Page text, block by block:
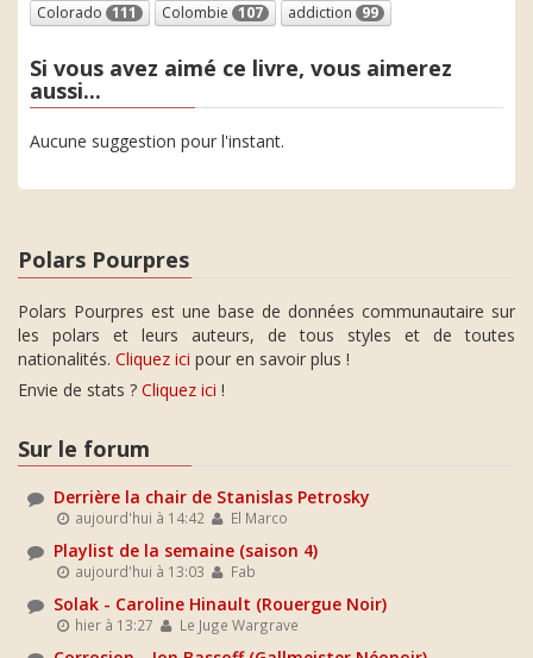
Colorado 111 Colombie 107 addiction 99
Si vous avez aimé ce livre, vous aimerez
aussi...
Aucune suggestion pour l'instant.
Polars Pourpres
Polars Pourpres est une base de données communautaire sur
les polars et leurs auteurs, de tous styles et de toutes
nationalités. Cliquez ici pour en savoir plus !
Envie de stats ? Cliquez ici !
Sur le forum
Derrière la chair de Stanislas Petrosky
aujourd'hui à 14:42 El Marco
Playlist de la semaine (saison 4)
aujourd'hui à 13:03 Fab
Solak - Caroline Hinault (Rouergue Noir)
hier à 13:27 Le Juge Wargrave